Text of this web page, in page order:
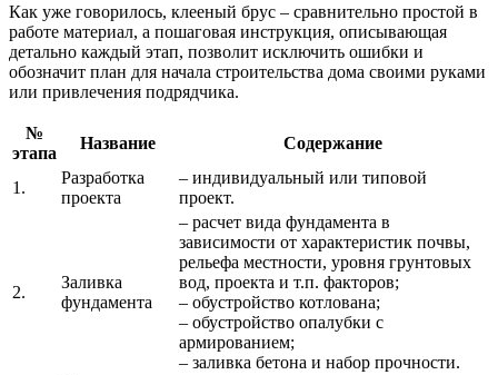
Как уже говорилось, клееный брус – сравнительно простой в
работе материал, а пошаговая инструкция, описывающая
детально каждый этап, позволит исключить ошибки и
обозначит план для начала строительства дома своими руками
или привлечения подрядчика.
№
этапа
Название Содержание
1.
Разработка
проекта
– индивидуальный или типовой
проект.
2.
Заливка
фундамента
– расчет вида фундамента в
зависимости от характеристик почвы,
рельефа местности, уровня грунтовых
вод, проекта и т.п. факторов;
– обустройство котлована;
– обустройство опалубки с
армированием;
– заливка бетона и набор прочности.